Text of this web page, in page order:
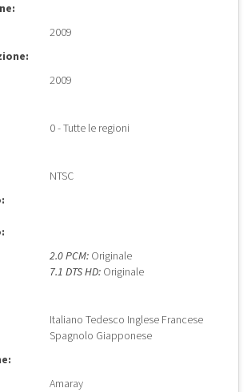
2009
2009
0 - Tutte le regioni
NTSC
2.0 PCM: Originale
7.1 DTS HD: Originale
Italiano Tedesco Inglese Francese
Spagnolo Giapponese
Amaray